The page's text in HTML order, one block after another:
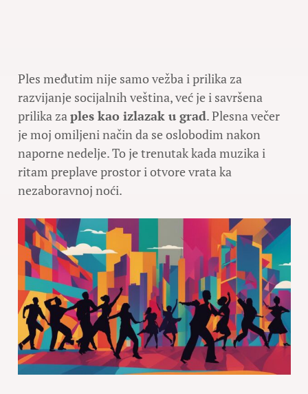
Ples međutim nije samo vežba i prilika za
razvijanje socijalnih veština, već je i savršena
prilika zaples kao izlazak u grad. Plesna večer
je moj omiljeni način da se oslobodim nakon
naporne nedelje. To je trenutak kada muzika i
ritam preplave prostor i otvore vrata ka
nezaboravnoj noći.